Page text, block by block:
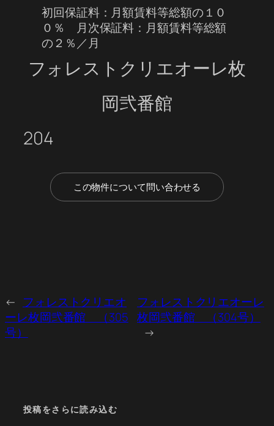
初回保証料：月額賃料等総額の１０
０％ 月次保証料：月額賃料等総額
の２％／月
フォレストクリエオーレ枚
岡弐番館
204
この物件について問い合わせる
← フォレストクリエオ
ーレ枚岡弐番館 （305
号）
フォレストクリエオーレ
枚岡弐番館 （304号）
→
投稿をさらに読み込む